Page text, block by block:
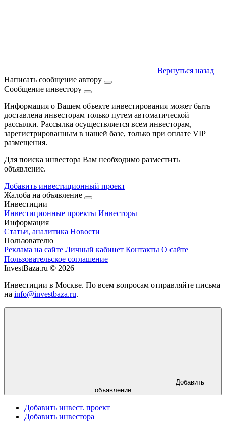
Вернуться назад
Написать сообщение автору
Сообщение инвестору
Информация о Вашем объекте инвестирования может быть
доставлена инвесторам только путем автоматической
рассылки. Рассылка осуществляется всем инвесторам,
зарегистрированным в нашей базе, только при оплате VIP
размещения.
Для поиска инвестора Вам необходимо разместить
объявление.
Добавить инвестиционный проект
Жалоба на объявление
Инвестиции
Инвестиционные проекты Инвесторы
Информация
Статьи, аналитика Новости
Пользователю
Реклама на сайте Личный кабинет Контакты О сайте
Пользовательское соглашение
InvestBaza.ru © 2026
Инвестиции в Москве. По всем вопросам отправляйте письма
на info@investbaza.ru.
Добавить
объявление
Добавить инвест. проект
Добавить инвестора